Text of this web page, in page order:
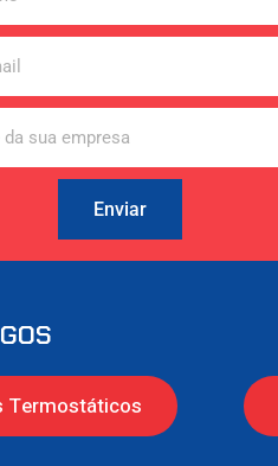
Enviar
Termostáticos